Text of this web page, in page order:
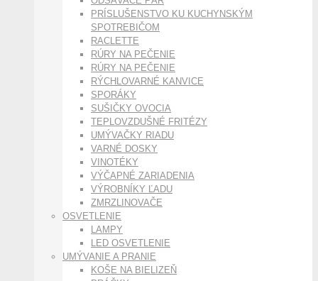
PRÍSLUŠENSTVO KU KUCHYNSKÝM
SPOTREBIČOM
RACLETTE
RÚRY NA PEČENIE
RÚRY NA PEČENIE
RÝCHLOVARNÉ KANVICE
SPORÁKY
SUŠIČKY OVOCIA
TEPLOVZDUŠNÉ FRITÉZY
UMÝVAČKY RIADU
VARNÉ DOSKY
VINOTÉKY
VÝČAPNÉ ZARIADENIA
VÝROBNÍKY ĽADU
ZMRZLINOVAČE
OSVETLENIE
LAMPY
LED OSVETLENIE
UMÝVANIE A PRANIE
KOŠE NA BIELIZEŇ